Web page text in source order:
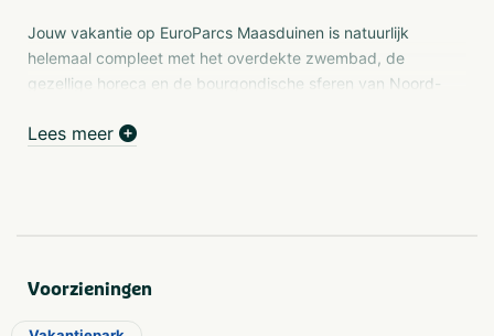
Jouw vakantie op EuroParcs Maasduinen is natuurlijk
helemaal compleet met het overdekte zwembad, de
gezellige horeca en de bourgondische sferen van Noord-
vakantiewoning op ons park.
maken je vakantie nog leuker, gezelliger, relaxed en zo
Lees meer
Voorzieningen